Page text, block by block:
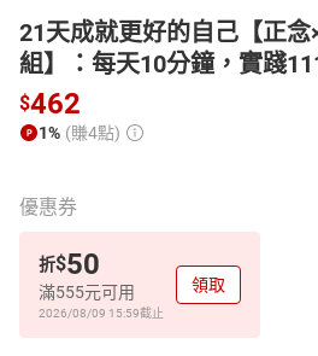
21天成就更好的自己【正
組】：每天10分鐘，實踐
處變不亂的理想人生！【電
$462
1% (賺4點)
優惠券
折$50
滿555元可用
2026/08/09 15:59截止
領取